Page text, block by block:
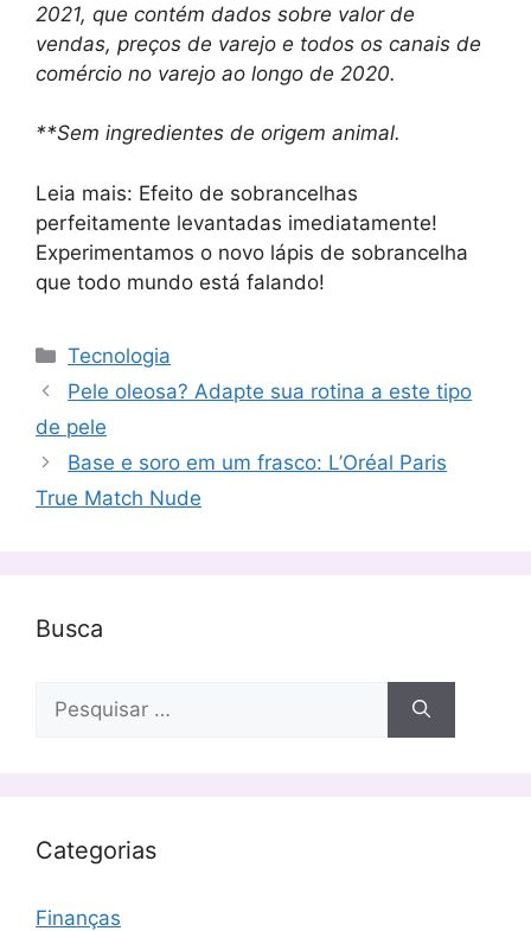
2021, que contém dados sobre valor de
vendas, preços de varejo e todos os canais de
comércio no varejo ao longo de 2020.
**Sem ingredientes de origem animal.
Leia mais: Efeito de sobrancelhas
perfeitamente levantadas imediatamente!
Experimentamos o novo lápis de sobrancelha
que todo mundo está falando!
Categorias
Tecnologia
Pele oleosa? Adapte sua rotina a este tipo
de pele
Base e soro em um frasco: L’Oréal Paris
True Match Nude
Busca
por:
Categorias
Finanças